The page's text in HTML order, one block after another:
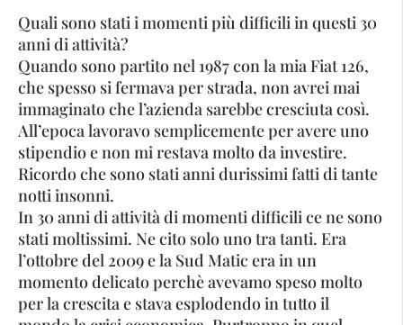
Quali sono stati i momenti più difficili in questi 30
anni di attività?
Quando sono partito nel 1987 con la mia Fiat 126,
che spesso si fermava per strada, non avrei mai
immaginato che l’azienda sarebbe cresciuta così.
All’epoca lavoravo semplicemente per avere uno
stipendio e non mi restava molto da investire.
Ricordo che sono stati anni durissimi fatti di tante
notti insonni.
In 30 anni di attività di momenti difficili ce ne sono
stati moltissimi. Ne cito solo uno tra tanti. Era
l’ottobre del 2009 e la Sud Matic era in un
momento delicato perchè avevamo speso molto
per la crescita e stava esplodendo in tutto il